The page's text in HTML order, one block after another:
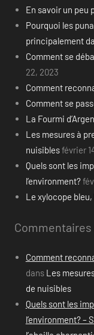
En savoir un peu
Pourquoi les
principalement
Comment se
22, 2023
Comment
Comment se
La Fourmi
Les mesures à
nuisiblesfévrier
Quels sont les
l’environment?
Le xylocope
Comment
dans Les
de nuisibles
Quels sont les
l’environment? –